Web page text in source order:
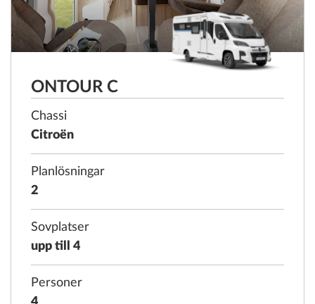
ONTOUR C
Chassi
Citroën
Planlösningar
2
Sovplatser
upp till 4
Personer